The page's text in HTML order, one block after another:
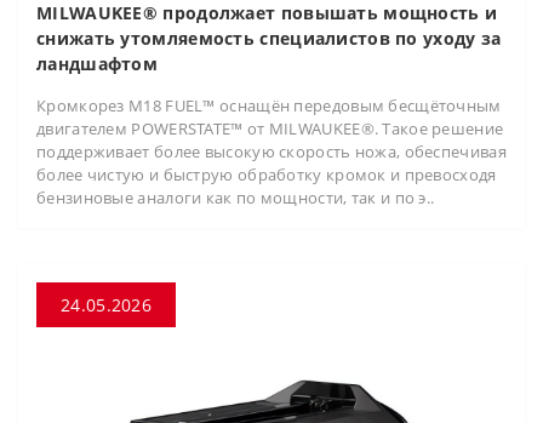
MILWAUKEE® продолжает повышать мощность и
снижать утомляемость специалистов по уходу за
ландшафтом
Кромкорез M18 FUEL™ оснащён передовым бесщёточным
двигателем POWERSTATE™ от MILWAUKEE®. Такое решение
поддерживает более высокую скорость ножа, обеспечивая
более чистую и быструю обработку кромок и превосходя
бензиновые аналоги как по мощности, так и по э..
24.05.2026